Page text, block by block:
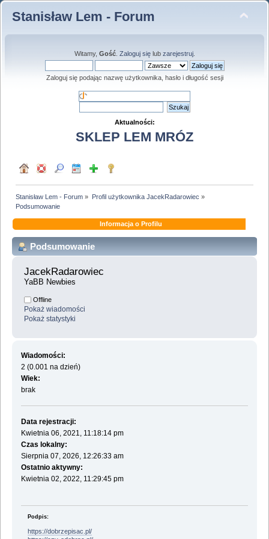
Stanisław Lem - Forum
Witamy, Gość. Zaloguj sięlub zarejestruj.
Zaloguj się podając nazwę użytkownika, hasło i długość sesji
Aktualności:
SKLEP LEM MRÓZ
Stanisław Lem - Forum » Profil użytkownika JacekRadarowiec »
Podsumowanie
Informacja o Profilu
Podsumowanie
JacekRadarowiec
YaBB Newbies
Offline
Pokaż wiadomości
Pokaż statystyki
Wiadomości:
2 (0.001 na dzień)
Wiek:
brak
Data rejestracji:
Kwietnia 06, 2021, 11:18:14 pm
Czas lokalny:
Sierpnia 07, 2026, 12:26:33 am
Ostatnio aktywny:
Kwietnia 02, 2022, 11:29:45 pm
Podpis:
https://dobrzepisac.pl/